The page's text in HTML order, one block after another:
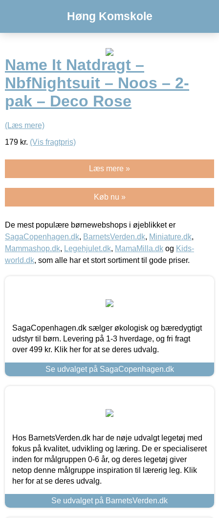
Høng Komskole
Name It Natdragt –
NbfNightsuit – Noos – 2-
pak – Deco Rose
(Læs mere)
179 kr. (Vis fragtpris)
Læs mere »
Køb nu »
De mest populære børnewebshops i øjeblikket er
SagaCopenhagen.dk, BarnetsVerden.dk, Miniature.dk,
Mammashop.dk, Legehjulet.dk, MamaMilla.dk og Kids-
world.dk, som alle har et stort sortiment til gode priser.
SagaCopenhagen.dk sælger økologisk og bæredygtigt
udstyr til børn. Levering på 1-3 hverdage, og fri fragt
over 499 kr. Klik her for at se deres udvalg.
Se udvalget på SagaCopenhagen.dk
Hos BarnetsVerden.dk har de nøje udvalgt legetøj med
fokus på kvalitet, udvikling og læring. De er specialiseret
inden for målgruppen 0-6 år, og deres legetøj giver
netop denne målgruppe inspiration til lærerig leg. Klik
her for at se deres udvalg.
Se udvalget på BarnetsVerden.dk